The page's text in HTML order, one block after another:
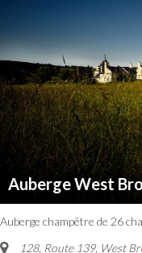
Auberge West
Auberge champêtre de 26
128, Route 139, West